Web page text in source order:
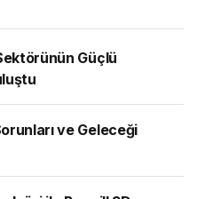
Güçlü
ve Geleceği